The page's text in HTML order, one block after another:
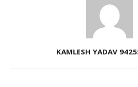
KAMLESH YADAV